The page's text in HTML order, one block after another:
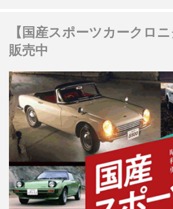
【国産スポーツカークロニ
販売中